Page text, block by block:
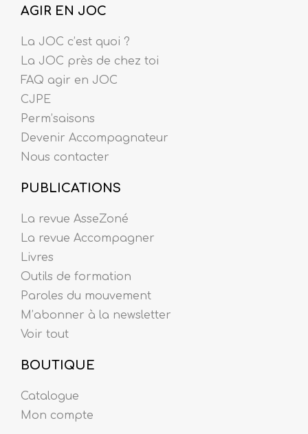
AGIR EN JOC
La JOC c’est quoi ?
La JOC près de chez toi
FAQ agir en JOC
CJPE
Perm’saisons
Devenir Accompagnateur
Nous contacter
PUBLICATIONS
La revue AsseZoné
La revue Accompagner
Livres
Outils de formation
Paroles du mouvement
M’abonner à la newsletter
Voir tout
BOUTIQUE
Catalogue
Mon compte